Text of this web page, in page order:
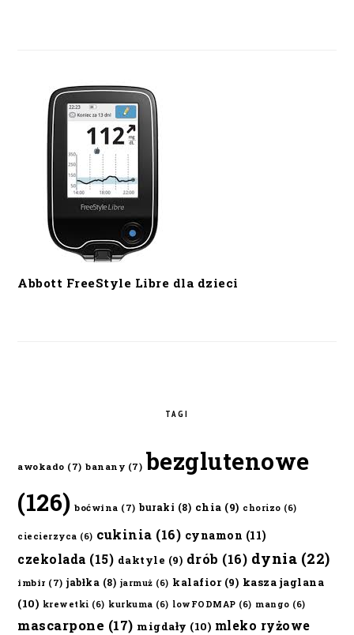
Abbott FreeStyle Libre dla dzieci
TAGI
awokado (7) banany (7) bezglutenowe
(126) boćwina (7) buraki (8) chia (9) chorizo (6)
ciecierzyca (6) cukinia (16) cynamon (11)
czekolada (15) daktyle (9) drób (16) dynia (22)
imbir (7) jabłka (8) jarmuż (6) kalafior(9) kasza jaglana
(10) krewetki (6) kurkuma (6) lowFODMAP (6) mango (6)
mascarpone (17) migdały (10) mleko ryżowe